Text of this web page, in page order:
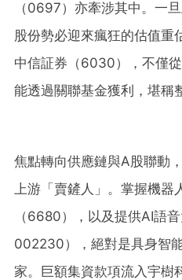
（0697）亦牽涉其中。一
股份勢必迎來瘋狂的估值重
中信証券（6030），不僅
能透過關聯基金獲利，堪稱
焦點轉向供應鏈與A股聯動
上游「賣鏟人」。掌握機
（6680），以及提供AI語
002230），絕對是具身智
家。巨額集資款項流入宇樹